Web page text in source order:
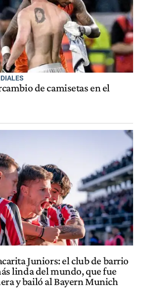
de camisetas en el
Juniors: el club de barrio
linda del mundo, que fue
y bailó al Bayern Munich